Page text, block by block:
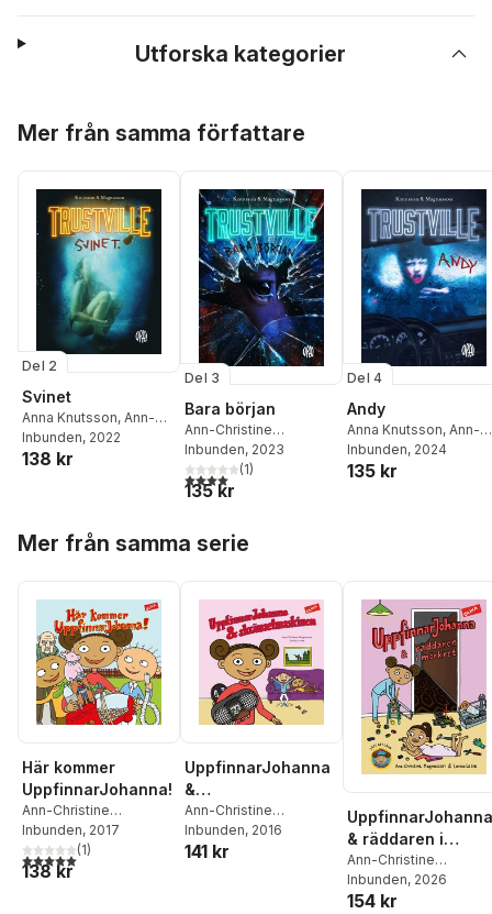
Utforska kategorier
Mer från samma författare
Del 2
Svinet
Anna Knutsson, Ann-
Christine Magnusson
Inbunden, 2022
138 kr
Del 3
Bara början
Ann-Christine
Magnusson,Anna
Knutsson
Inbunden, 2023
4,0utav 5 stjärnor. Totalt antal röster:
(1)
135 kr
Del 4
Andy
Anna Knutsson, Ann-
Christine Magnusson
Inbunden, 2024
135 kr
Mer från samma serie
Här kommer
UppfinnarJohanna!
Ann-Christine
Magnusson,Lovisa
Lesse
Inbunden, 2017
5,0utav 5 stjärnor. Totalt antal röster:
(1)
138 kr
UppfinnarJohanna
&
skrämselmaskinen
Ann-Christine
Magnusson,Lovisa
Lesse
Inbunden, 2016
141 kr
UppfinnarJohanna
& räddaren i
mörkret
Ann-Christine
Magnusson
Inbunden, 2026
154 kr